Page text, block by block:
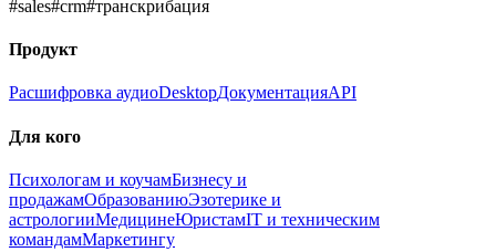
#sales#crm#транскрибация
Продукт
Расшифровка аудиоDesktopДокументацияAPI
Для кого
Психологам и коучамБизнесу и
продажамОбразованиюЭзотерике и
астрологииМедицинеЮристамIT и техническим
командамМаркетингу